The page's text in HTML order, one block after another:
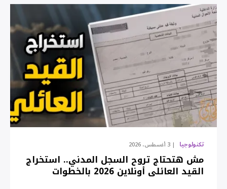
تكنولوجيا 3 أغسطس، 2026
مش هتحتاج تروح السجل المدني.. استخراج
القيد العائلي أونلاين 2026 بالخطوات